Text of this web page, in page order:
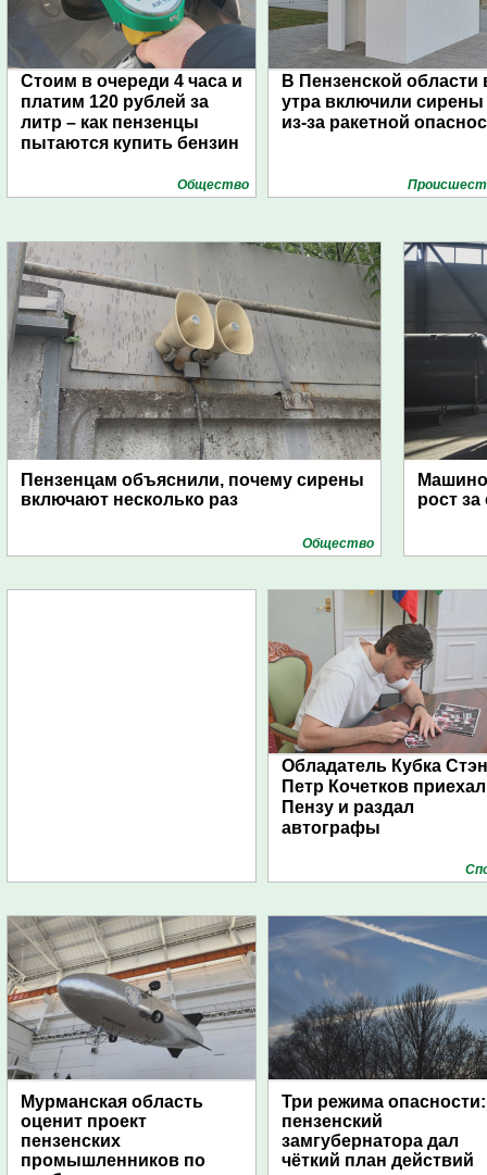
Стоим в очереди 4 часа и
платим 120 рублей за
литр – как пензенцы
пытаются купить бензин
Общество
В Пензенской области
утра включили сирены
из-за ракетной
Пензенцам объяснили, почему сирены
включают несколько раз
Общество
рост за
Обладатель Кубка
Петр Кочетков
Пензу и раздал
автографы
Мурманская область
оценит проект
пензенских
промышленников по
Три режима опасности:
пензенский
замгубернатора дал
чёткий план действий